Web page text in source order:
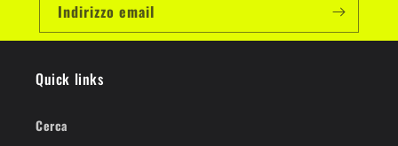
Indirizzo email
Quick links
Cerca